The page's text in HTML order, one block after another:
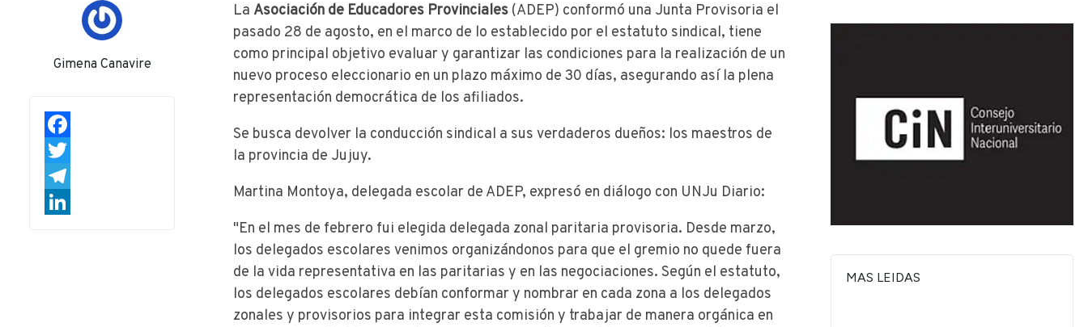
Gimena Canavire
Facebook
Twitter
Telegram
La Asociación de Educadores Provinciales (ADEP) conformó una Junta Provisoria el
pasado 28 de agosto, en el marco de lo establecido por el estatuto sindical, tiene
como principal objetivo evaluar y garantizar las condiciones para la realización de un
nuevo proceso eleccionario en un plazo máximo de 30 días, asegurando así la plena
representación democrática de los afiliados.
Se busca devolver la conducción sindical a sus verdaderos dueños: los maestros de
la provincia de Jujuy.
Martina Montoya, delegada escolar de ADEP, expresó en diálogo con UNJu Diario:
"En el mes de febrero fui elegida delegada zonal paritaria provisoria. Desde marzo,
los delegados escolares venimos organizándonos para que el gremio no quede fuera
de la vida representativa en las paritarias y en las negociaciones. Según el estatuto,
los delegados escolares debían conformar y nombrar en cada zona a los delegados
zonales y provisorios para integrar esta comisión y trabajar de manera orgánica en
MAS LEIDAS